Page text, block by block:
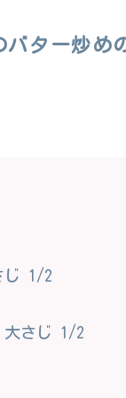
バター炒め
じ 1/2
大さじ 1/2